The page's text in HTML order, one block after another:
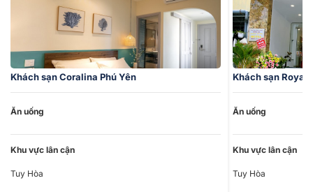
Khách sạn Coralina Phú Yên
Ăn uống
Khu vực lân cận
Tuy Hòa
Khách sạn Royal
Ăn uống
Khu vực lân cận
Tuy Hòa